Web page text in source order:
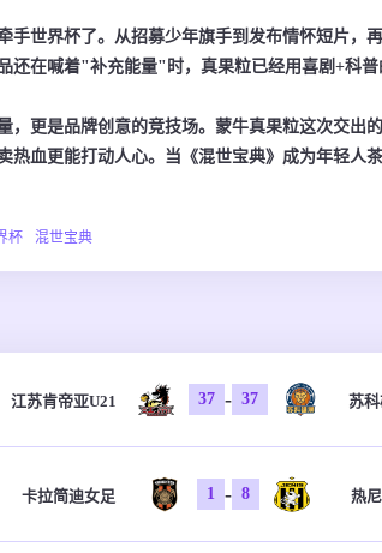
世界杯了。从招募少年旗手到发布情怀短片，
还在喊着"补充能量"时，真果粒已经用喜剧+科
更是品牌创意的竞技场。蒙牛真果粒这次交出
血更能打动人心。当《混世宝典》成为年轻人
杯 混世宝典
江苏肯帝亚U21 37 - 37 苏科
卡拉简迪女足 1 - 8 热